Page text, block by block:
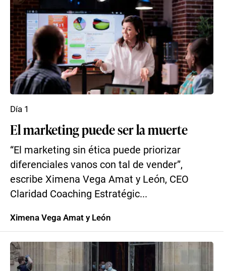
El marketing puede ser la muerte
“El marketing sin ética puede priorizar
diferenciales vanos con tal de vender”,
escribe Ximena Vega Amat y León, CEO
Claridad Coaching Estratégic...
Día 1
Ximena Vega Amat y León